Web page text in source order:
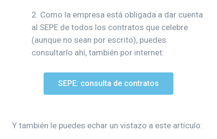
2. Como la empresa está obligada a dar cuenta
al SEPE de todos los contratos que celebre
(aunque no sean por escrito), puedes
consultarlo ahí, también por internet:
SEPE: consulta de contratos
Y también le puedes echar un vistazo a este artículo: